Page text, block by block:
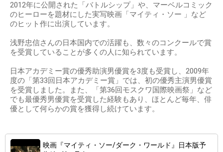
2012年に公開された「バトルシップ」や、マーベルコミック
のヒーローを題材にした実写映画「マイティ・ソー 」など
のヒット作に出演しています。
浅野忠信さんの日本国内での活躍も、数々のコンクールで賞
を受賞していることが多くの人に知られています。
日本アカデミー賞の優秀助演男優賞を3度も受賞し、2009年
度の「第33回日本アカデミー賞」では、初の優秀主演男優賞
を受賞しました。また、「第36回モスクワ国際映画祭」など
でも最優秀男優賞を受賞した経験もあり、ほとんど毎年、俳
優として何らかの賞を獲得し続けています。
映画『マイティ・ソー/ダーク・ワールド』日本版予